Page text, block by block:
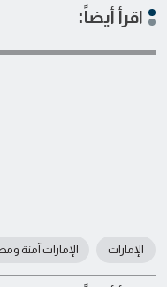
اقرأ أيضاً:
الإمارات الإمارات آمنة